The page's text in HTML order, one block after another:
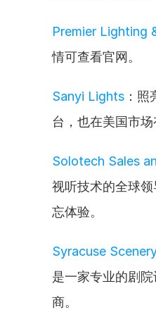
Premier Lighting
情可查看官网。
Sanyi Lights ：
台，也在美国市场
Solotech Sales
视听技术的全球
忘体验。
Syracuse
是一家专业的剧
商。